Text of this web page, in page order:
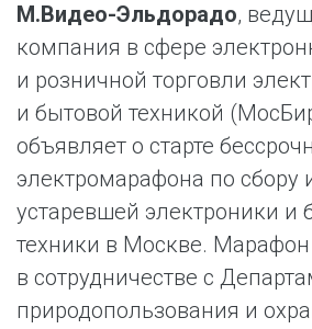
М.Видео-Эльдорадо,
компания в сфере
и розничной торговли
и бытовой техникой
объявляет о старте
электромарафона по сбору
устаревшей электроники и
техники в Москве. Марафон
в сотрудничестве с
природопользования и